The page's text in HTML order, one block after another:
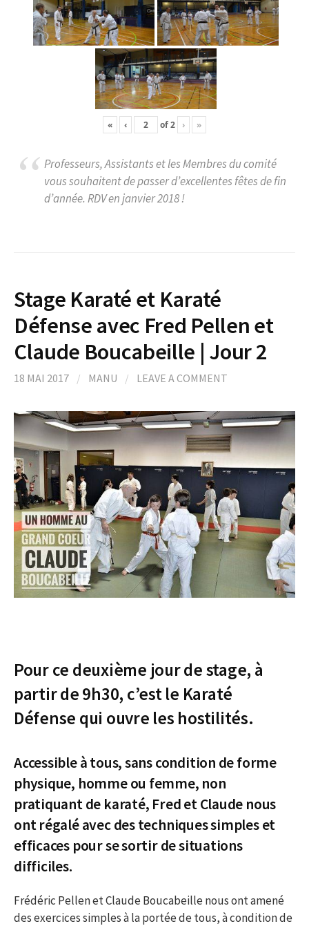
« ‹ of2 › »
Professeurs, Assistants et les Membres du comité
vous souhaitent de passer d’excellentes fêtes de fin
d’année. RDV en janvier 2018 !
Stage Karaté et Karaté
Défense avec Fred Pellen et
Claude Boucabeille | Jour 2
18 MAI 2017 / MANU / LEAVE A COMMENT
Pour ce deuxième jour de stage, à
partir de 9h30, c’est le Karaté
Défense qui ouvre les hostilités.
Accessible à tous, sans condition de forme
physique, homme ou femme, non
pratiquant de karaté, Fred et Claude nous
ont régalé avec des techniques simples et
efficaces pour se sortir de situations
difficiles.
Frédéric Pellen et Claude Boucabeille nous ont amené
des exercices simples à la portée de tous, à condition de